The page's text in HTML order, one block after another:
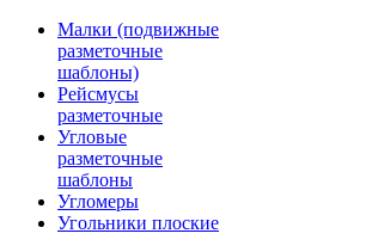
Малки (подвижные
разметочные
шаблоны)
Рейсмусы
разметочные
Угловые
разметочные
шаблоны
Угломеры
Угольники плоские